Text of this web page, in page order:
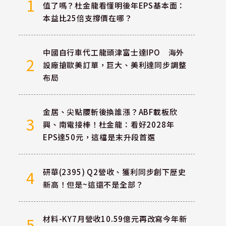
1
值了嗎？杜金龍看懂明後年EPS基本面：
本益比25倍支撐價在哪？
2
中國自行車代工龍頭津富士達IPO 海外
設廠搶歐美訂單，巨大、美利達同步調整
布局
3
金居、尖點腰斬後換誰漲？ABF載板欣
興、南電接棒！杜金龍：看好2028年
EPS達50元，這檔是末升段首選
4
研華(2395) Q2營收、獲利同步創下歷史
新高！但是~這還不是全部？
材料-KY7月營收10.59億元再改寫今年新